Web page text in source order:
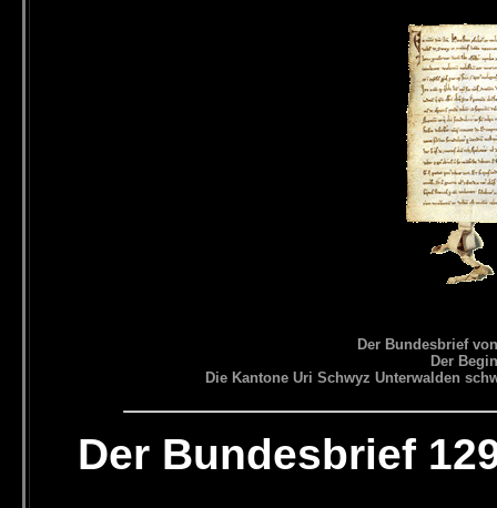
Der Bundesbrief
Der
Die Kantone Uri Schwyz Unterwalden
Der Bundesbrief